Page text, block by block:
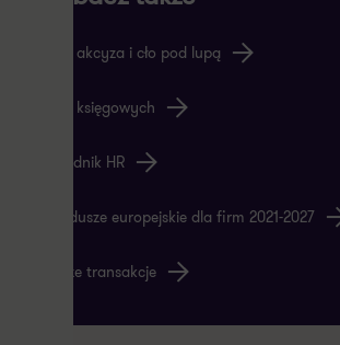
Blog akcyza i cło pod lupą
Blog księgowych
Poradnik HR
Fundusze europejskie dla firm 2021-2027
Nasze transakcje